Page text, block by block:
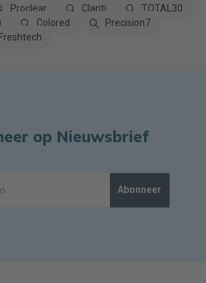
Proclear Clariti
TOTAL30
Colored
Precision7
Freshtech
op Nieuwsbrief
Abonneer